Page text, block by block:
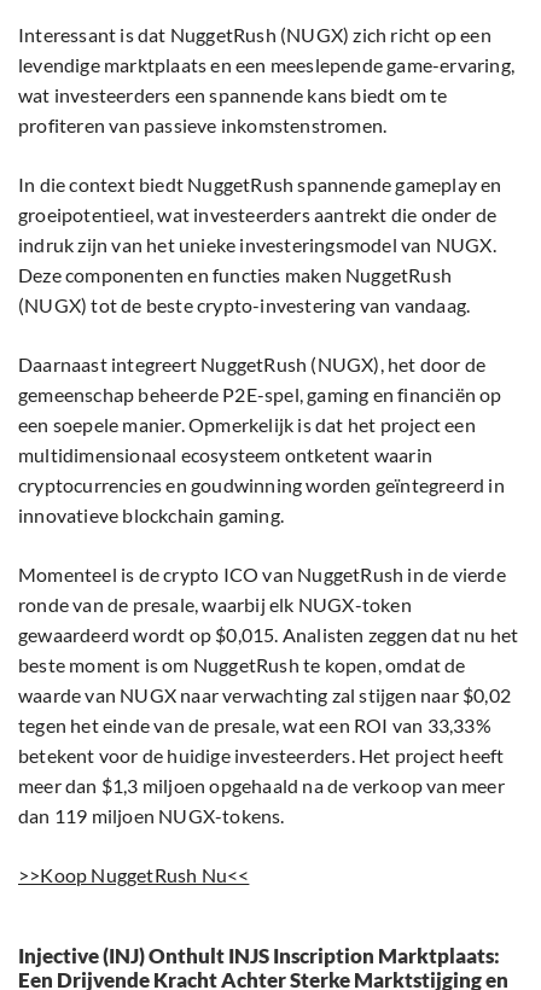
Interessant is dat NuggetRush (NUGX) zich richt op een
levendige marktplaats en een meeslepende game-ervaring,
wat investeerders een spannende kans biedt om te
profiteren van passieve inkomstenstromen.
In die context biedt NuggetRush spannende gameplay en
groeipotentieel, wat investeerders aantrekt die onder de
indruk zijn van het unieke investeringsmodel van NUGX.
Deze componenten en functies maken NuggetRush
(NUGX) tot de beste crypto-investering van vandaag.
Daarnaast integreert NuggetRush (NUGX), het door de
gemeenschap beheerde P2E-spel, gaming en financiën op
een soepele manier. Opmerkelijk is dat het project een
multidimensionaal ecosysteem ontketent waarin
cryptocurrencies en goudwinning worden geïntegreerd in
innovatieve blockchain gaming.
Momenteel is de crypto ICO van NuggetRush in de vierde
ronde van de presale, waarbij elk NUGX-token
gewaardeerd wordt op $0,015. Analisten zeggen dat nu het
beste moment is om NuggetRush te kopen, omdat de
waarde van NUGX naar verwachting zal stijgen naar $0,02
tegen het einde van de presale, wat een ROI van 33,33%
betekent voor de huidige investeerders. Het project heeft
meer dan $1,3 miljoen opgehaald na de verkoop van meer
dan 119 miljoen NUGX-tokens.
>>Koop NuggetRush Nu<<
Injective (INJ) Onthult INJS Inscription Marktplaats:
Een Drijvende Kracht Achter Sterke Marktstijging en